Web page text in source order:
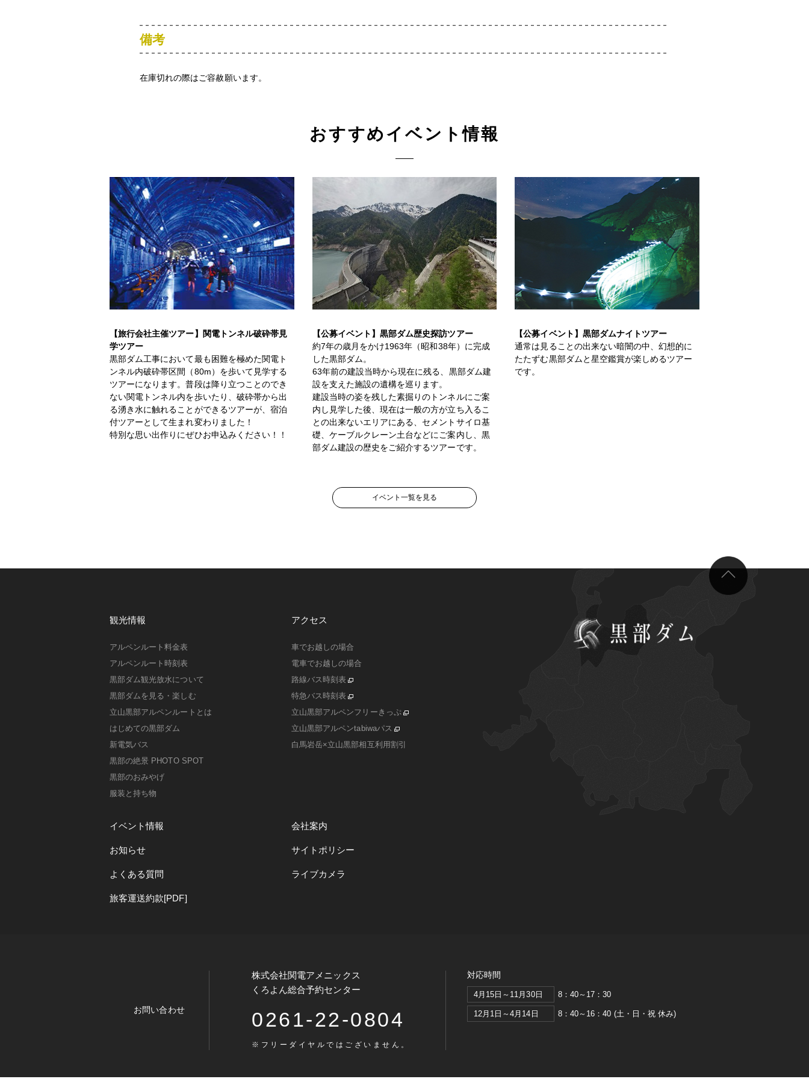
備考
在庫切れの際はご容赦願います。
おすすめイベント情報
【旅行会社主催ツアー】関電トンネル破砕帯見
学ツアー
黒部ダム工事において最も困難を極めた関電ト
ンネル内破砕帯区間（80m）を歩いて見学する
ツアーになります。普段は降り立つことのでき
ない関電トンネル内を歩いたり、破砕帯から出
る湧き水に触れることができるツアーが、宿泊
付ツアーとして生まれ変わりました！
特別な思い出作りにぜひお申込みください！！
【公募イベント】黒部ダム歴史探訪ツアー
約7年の歳月をかけ1963年（昭和38年）に完成
した黒部ダム。
63年前の建設当時から現在に残る、黒部ダム建
設を支えた施設の遺構を巡ります。
建設当時の姿を残した素掘りのトンネルにご案
内し見学した後、現在は一般の方が立ち入るこ
との出来ないエリアにある、セメントサイロ基
礎、ケーブルクレーン土台などにご案内し、黒
部ダム建設の歴史をご紹介するツアーです。
【公募イベント】黒部ダムナイトツアー
通常は見ることの出来ない暗闇の中、幻想的に
たたずむ黒部ダムと星空鑑賞が楽しめるツアー
です。
イベント一覧を見る
観光情報
アルペンルート料金表
アルペンルート時刻表
黒部ダム観光放水について
黒部ダムを見る・楽しむ
立山黒部アルペンルートとは
はじめての黒部ダム
新電気バス
黒部の絶景 PHOTO SPOT
黒部のおみやげ
服装と持ち物
アクセス
車でお越しの場合
電車でお越しの場合
路線バス時刻表
特急バス時刻表
立山黒部アルペンフリーきっぷ
立山黒部アルペンtabiwaパス
白馬岩岳×立山黒部相互利用割引
イベント情報 会社案内
お知らせ サイトポリシー
よくある質問 ライブカメラ
旅客運送約款[PDF]
お問い合わせ
株式会社関電アメニックス
くろよん総合予約センター
0261-22-0804
※フリーダイヤルではございません。
対応時間
4月15日～11月30日 8：40～17：30
12月1日～4月14日 8：40～16：40 (土・日・祝 休み)